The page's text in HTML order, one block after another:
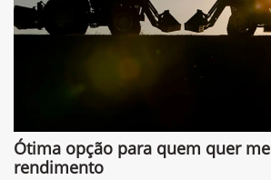
Ótima opção para quem quer
rendimento